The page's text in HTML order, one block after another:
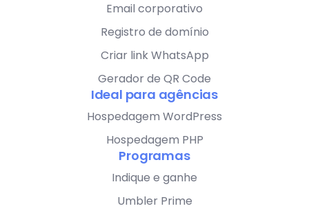
Email corporativo
Registro de domínio
Criar link WhatsApp
Gerador de QR Code
Ideal para agências
Hospedagem WordPress
Hospedagem PHP
Programas
Indique e ganhe
Umbler Prime